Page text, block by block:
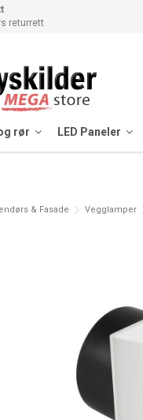
returrett
rør LED Paneler
& Fasade Vegglamper